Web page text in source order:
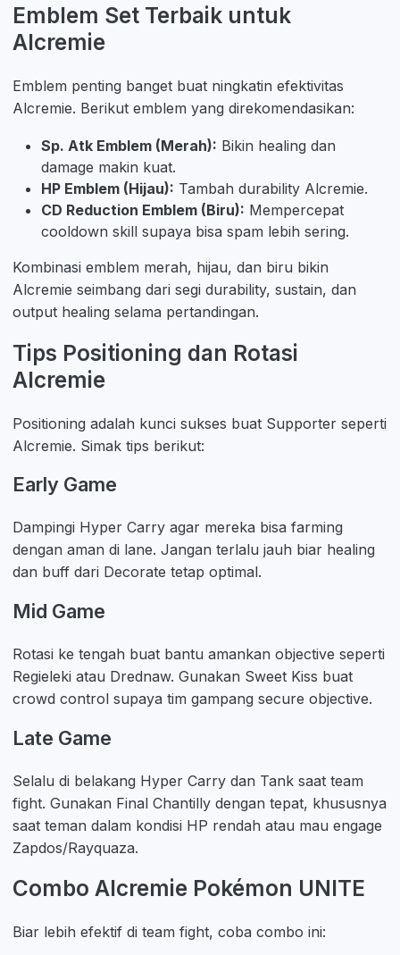
Emblem Set Terbaik untuk
Alcremie
Emblem penting banget buat ningkatin efektivitas
Alcremie. Berikut emblem yang direkomendasikan:
Sp. Atk Emblem (Merah): Bikin healing dan
damage makin kuat.
HP Emblem (Hijau): Tambah durability Alcremie.
CD Reduction Emblem (Biru): Mempercepat
cooldown skill supaya bisa spam lebih sering.
Kombinasi emblem merah, hijau, dan biru bikin
Alcremie seimbang dari segi durability, sustain, dan
output healing selama pertandingan.
Tips Positioning dan Rotasi
Alcremie
Positioning adalah kunci sukses buat Supporter seperti
Alcremie. Simak tips berikut:
Early Game
Dampingi Hyper Carry agar mereka bisa farming
dengan aman di lane. Jangan terlalu jauh biar healing
dan buff dari Decorate tetap optimal.
Mid Game
Rotasi ke tengah buat bantu amankan objective seperti
Regieleki atau Drednaw. Gunakan Sweet Kiss buat
crowd control supaya tim gampang secure objective.
Late Game
Selalu di belakang Hyper Carry dan Tank saat team
fight. Gunakan Final Chantilly dengan tepat, khususnya
saat teman dalam kondisi HP rendah atau mau engage
Zapdos/Rayquaza.
Combo Alcremie Pokémon UNITE
Biar lebih efektif di team fight, coba combo ini: